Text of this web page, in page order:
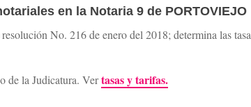
en la Notaria 9 de PORTOVIEJO
No. 216 de enero del 2018; determina las
de la Judicatura. Vertasas y tarifas.